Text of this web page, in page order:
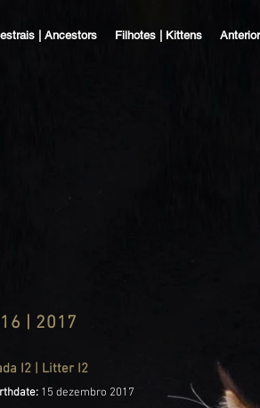
| Ancestors Filhotes | Kittens
| 2017
I2 | Litter I2
15 dezembro 2017